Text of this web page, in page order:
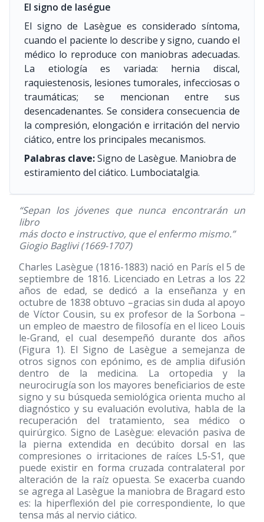
El signo de laségue
El signo de Lasègue es considerado síntoma,
cuando el paciente lo describe y signo, cuando el
médico lo reproduce con maniobras adecuadas.
La etiología es variada: hernia discal,
raquiestenosis, lesiones tumorales, infecciosas o
traumáticas; se mencionan entre sus
desencadenantes. Se considera consecuencia de
la compresión, elongación e irritación del nervio
ciático, entre los principales mecanismos.
Palabras clave:Signo de Lasègue. Maniobra de
estiramiento del ciático. Lumbociatalgia.
“Sepan los jóvenes que nunca encontrarán un
libro
más docto e instructivo, que el enfermo mismo.”
Giogio Baglivi(1669-1707)
Charles Lasègue (1816-1883) nació en París el 5 de
septiembre de 1816. Licenciado en Letras a los 22
años de edad, se dedicó a la enseñanza y en
octubre de 1838 obtuvo –gracias sin duda al apoyo
de Víctor Cousin, su ex profesor de la Sorbona –
un empleo de maestro de filosofía en el liceo Louis
le-Grand, el cual desempeñó durante dos años
(Figura 1). El Signo de Lasègue a semejanza de
otros signos con epónimo, es de amplia difusión
dentro de la medicina. La ortopedia y la
neurocirugía son los mayores beneficiarios de este
signo y su búsqueda semiológica orienta mucho al
diagnóstico y su evaluación evolutiva, habla de la
recuperación del tratamiento, sea médico o
quirúrgico. Signo de Lasègue: elevación pasiva de
la pierna extendida en decúbito dorsal en las
compresiones o irritaciones de raíces L5-S1, que
puede existir en forma cruzada contralateral por
alteración de la raíz opuesta. Se exacerba cuando
se agrega al Lasègue la maniobra de Bragard esto
es: la hiperflexión del pie correspondiente, lo que
tensa más al nervio ciático.